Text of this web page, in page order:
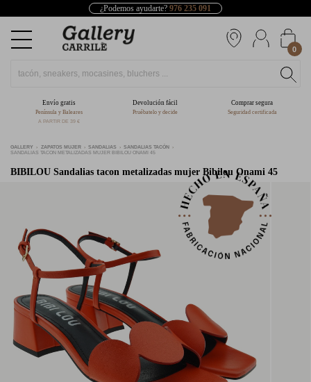
¿Podemos ayudarte? 976 235 091
0
Envío gratis
Península y Baleares
A PARTIR DE 39 €
Devolución fácil
Pruébatelo y decide
Comprar segura
Seguridad certificada
GALLERY ZAPATOS MUJER SANDALIAS
SANDALIAS TACÓN
SANDALIAS TACON METALIZADAS MUJER BIBILOU ONAMI 45
BIBILOU Sandalias tacon metalizadas mujer Bibilou Onami 45